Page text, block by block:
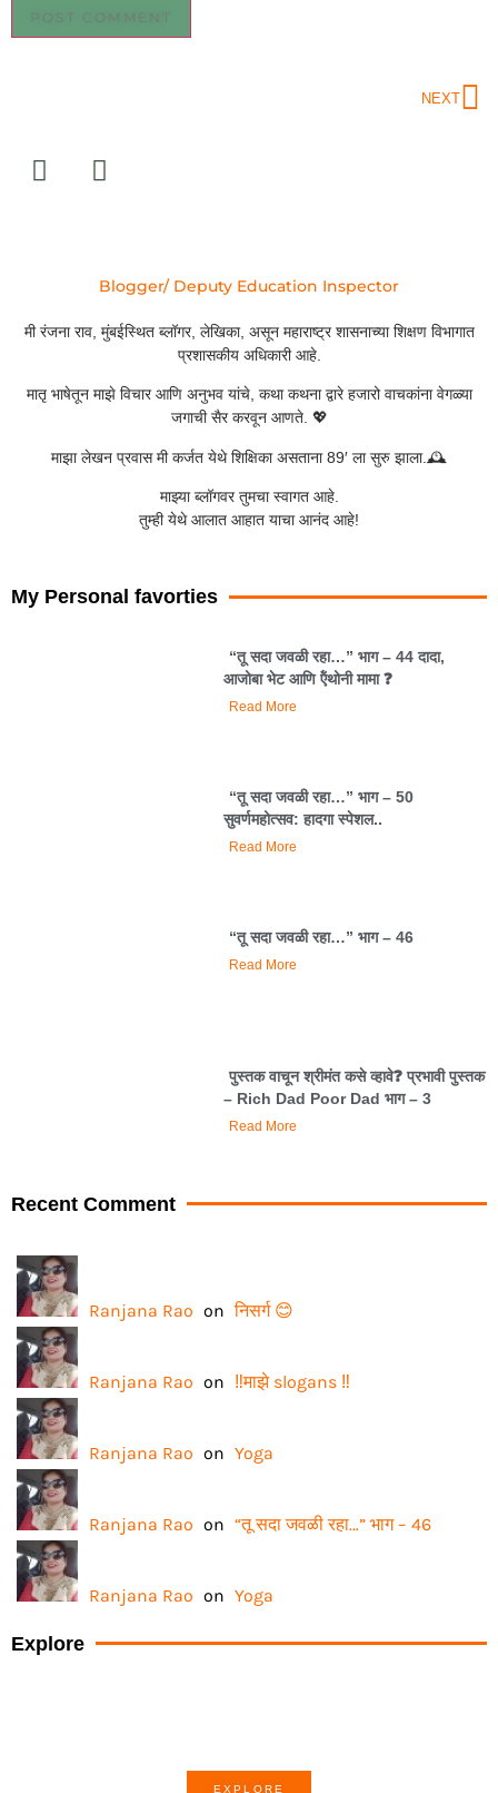
NEXT
Blogger/ Deputy Education Inspector
मी रंजना राव, मुंबईस्थित ब्लॉगर, लेखिका, असून महाराष्ट्र शासनाच्या शिक्षण विभागात
प्रशासकीय अधिकारी आहे.
मातृ भाषेतून माझे विचार आणि अनुभव यांचे, कथा कथना द्वारे हजारो वाचकांना वेगळ्या
जगाची सैर करवून आणते. 💖
माझा लेखन प्रवास मी कर्जत येथे शिक्षिका असताना 89′ ला सुरु झाला.🕰️
माझ्या ब्लॉगवर तुमचा स्वागत आहे.
तुम्ही येथे आलात आहात याचा आनंद आहे!
My Personal favorties
“तू सदा जवळी रहा…” भाग – 44 दादा,
आजोबा भेट आणि ऍंथोनी मामा ❓️
Read More
“तू सदा जवळी रहा…” भाग – 50
सुवर्णमहोत्सव: हादगा स्पेशल..
Read More
“तू सदा जवळी रहा…” भाग – 46
Read More
पुस्तक वाचून श्रीमंत कसे व्हावे❓️ प्रभावी पुस्तक
– Rich Dad Poor Dad भाग – 3
Read More
Recent Comment
Ranjana Rao on निसर्ग 😊
Ranjana Rao on ‼️माझे slogans ‼️
Ranjana Rao on Yoga
Ranjana Rao on “तू सदा जवळी रहा…” भाग – 46
Ranjana Rao on Yoga
Explore
EXPLORE